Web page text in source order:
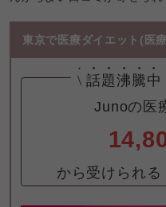
東京で医療ダイエット(医
\ 話題沸騰中
から受けられる